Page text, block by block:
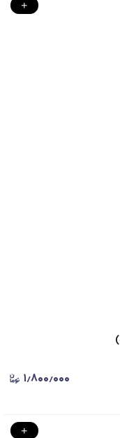
۱٫۸۰۰٫۰۰۰